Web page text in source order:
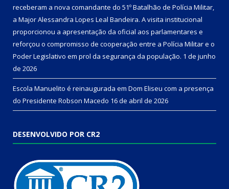
receberam a nova comandante do 51º Batalhão de Polícia Militar,
a Major Alessandra Lopes Leal Bandeira. A visita institucional
proporcionou a apresentação da oficial aos parlamentares e
reforçou o compromisso de cooperação entre a Polícia Militar e o
Poder Legislativo em prol da segurança da população. 1 de junho
de 2026
Escola Manuelito é reinaugurada em Dom Eliseu com a presença
do Presidente Robson Macedo 16 de abril de 2026
DESENVOLVIDO POR CR2